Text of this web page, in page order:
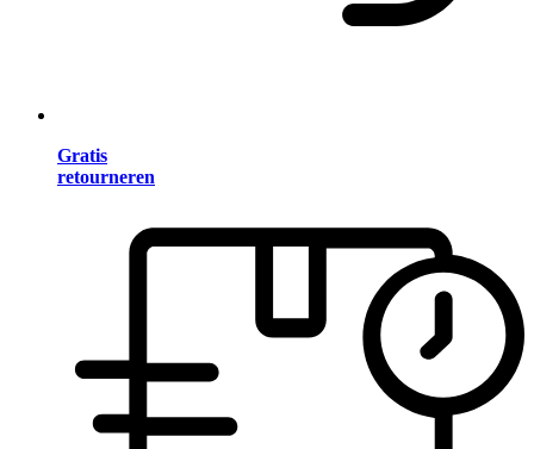
Gratis
retourneren